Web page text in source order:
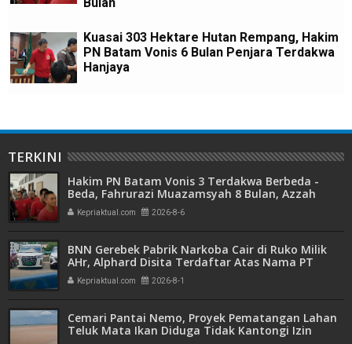
Kuasai 303 Hektare Hutan Rempang, Hakim
PN Batam Vonis 6 Bulan Penjara Terdakwa
Hanjaya
TERKINI
Hakim PN Batam Vonis 3 Terdakwa Berbeda -
Beda, Fahrurazi Muazamsyah 8 Bulan, Azzah
Azzurah dan Risma Divonis 2 Tahun 6 Bulan
Kepriaktual.com 2026-8-6
BNN Gerebek Pabrik Narkoba Cair di Ruko Milik
AHr, Alphard Disita Terdaftar Atas Nama PT
Mitra Usaha Properti
Kepriaktual.com 2026-8-1
Cemari Pantai Nemo, Proyek Pematangan Lahan
Teluk Mata Ikan Diduga Tidak Kantongi Izin